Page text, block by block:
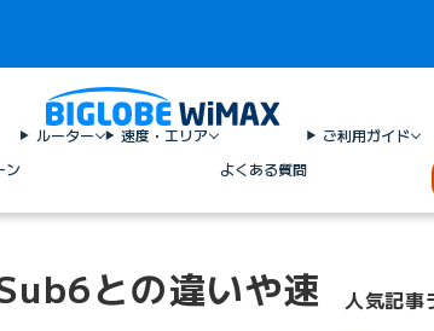
ン
ルーター
速度・エリア
よくある質問
ご利用ガイド
との違いや速
人気記事